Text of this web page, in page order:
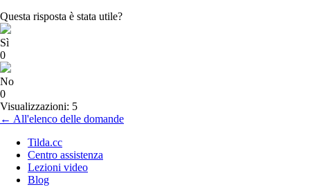
Questa risposta è stata utile?
Sì
0
No
0
Visualizzazioni: 5
← All'elenco delle domande
Tilda.cc
Centro assistenza
Lezioni video
Blog